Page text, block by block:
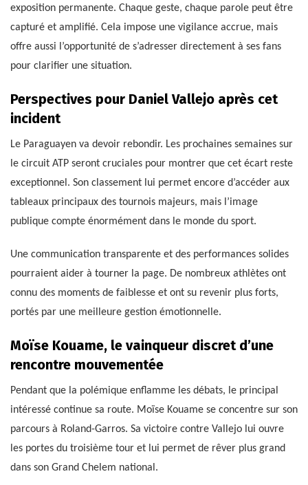
exposition permanente. Chaque geste, chaque parole peut être
capturé et amplifié. Cela impose une vigilance accrue, mais
offre aussi l’opportunité de s’adresser directement à ses fans
pour clarifier une situation.
Perspectives pour Daniel Vallejo après cet
incident
Le Paraguayen va devoir rebondir. Les prochaines semaines sur
le circuit ATP seront cruciales pour montrer que cet écart reste
exceptionnel. Son classement lui permet encore d’accéder aux
tableaux principaux des tournois majeurs, mais l’image
publique compte énormément dans le monde du sport.
Une communication transparente et des performances solides
pourraient aider à tourner la page. De nombreux athlètes ont
connu des moments de faiblesse et ont su revenir plus forts,
portés par une meilleure gestion émotionnelle.
Moïse Kouame, le vainqueur discret d’une
rencontre mouvementée
Pendant que la polémique enflamme les débats, le principal
intéressé continue sa route. Moïse Kouame se concentre sur son
parcours à Roland-Garros. Sa victoire contre Vallejo lui ouvre
les portes du troisième tour et lui permet de rêver plus grand
dans son Grand Chelem national.